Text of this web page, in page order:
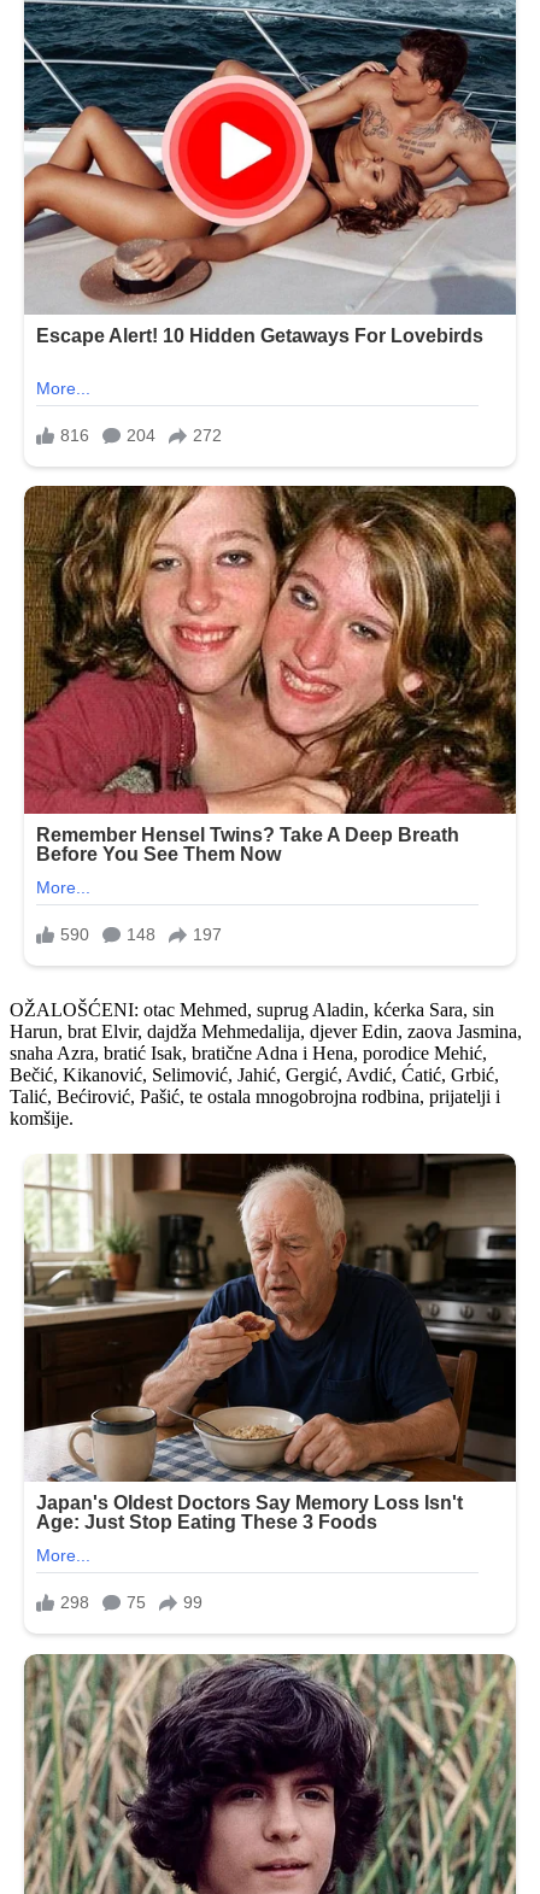
OŽALOŠĆENI: otac Mehmed, suprug Aladin, kćerka Sara, sin
Harun, brat Elvir, dajdža Mehmedalija, djever Edin, zaova Jasmina,
snaha Azra, bratić Isak, bratične Adna i Hena, porodice Mehić,
Bečić, Kikanović, Selimović, Jahić, Gergić, Avdić, Ćatić, Grbić,
Talić, Bećirović, Pašić, te ostala mnogobrojna rodbina, prijatelji i
komšije.